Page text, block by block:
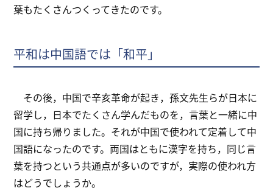
葉もたくさんつくってきたのです。
平和は中国語では「和平」
その後，中国で辛亥革命が起き，孫文先生らが日本に
留学し，日本でたくさん学んだものを，言葉と一緒に中
国に持ち帰りました。それが中国で使われて定着して中
国語になったのです。両国はともに漢字を持ち，同じ言
葉を持つという共通点が多いのですが，実際の使われ方
はどうでしょうか。